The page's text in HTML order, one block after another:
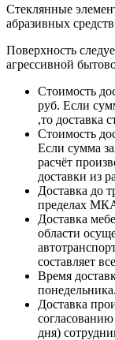
Стеклянные
абразивных
Поверхность
агрессивной
Стоимость
руб. Если
,то
Стоимость
Если сумма
расчёт
доставки из
Доставка до
пределах
Доставка
области
составляет
Время
понедельника.
Доставка
дня)